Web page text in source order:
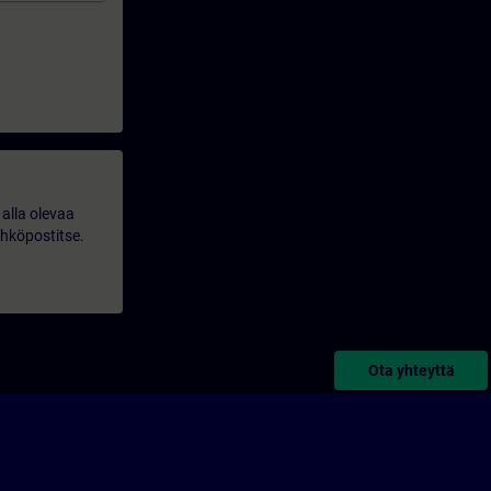
olevaa
Ota yhteyttä